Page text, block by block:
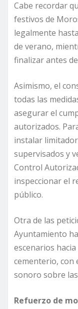
Cabe recordar
festivos de
legalmente
de verano,
finalizar antes
Asimismo, el
todas las
asegurar el
autorizados.
instalar
supervisados y
Control
inspeccionar el
público.
Otra de las
Ayuntamiento
escenarios
cementerio, con
sonoro sobre
Refuerzo de